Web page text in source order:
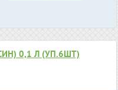
0,1 Л (УП.6ШТ)